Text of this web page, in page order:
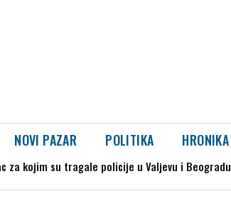
NOVI PAZAR POLITIKA HRONIKA
kojim su tragale policije u Valjevu i Beogradu
dalje bez priznanja genocida u Srebrenici“